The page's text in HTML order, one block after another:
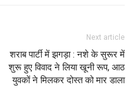
Next article
शराब पार्टी में झगड़ा : नशे के सुरूर में
शुरू हुए विवाद ने लिया खूनी रूप, आठ
युवकों ने मिलकर दोस्त को मार डाला